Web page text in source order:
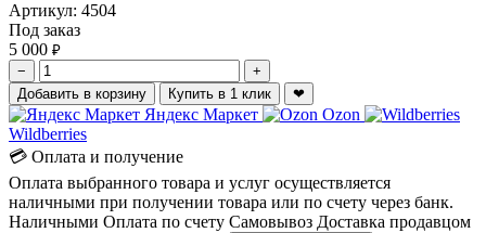
Артикул: 4504
Под заказ
5 000 ₽
−
+
Добавить в корзину
Купить в 1 клик ❤
Яндекс Маркет
Ozon
Wildberries
💳 Оплата и получение
Оплата выбранного товара и услуг осуществляется
наличными при получении товара или по счету через банк.
Наличными Оплата по счету Самовывоз Доставка продавцом